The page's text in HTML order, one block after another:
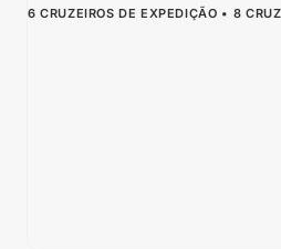
6 CRUZEIROS DE EXPEDIÇÃO 8